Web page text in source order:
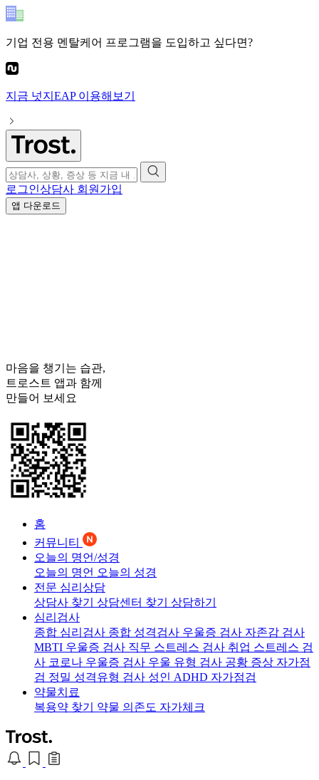
기업 전용 멘탈케어 프로그램을 도입하고 싶다면?
지금 넛지EAP이용해보기
로그인상담사 회원가입
앱 다운로드
마음을 챙기는 습관,
트로스트 앱과 함께
만들어 보세요
홈
커뮤니티
오늘의 명언/성경
오늘의 명언 오늘의 성경
전문 심리상담
상담사 찾기 상담센터 찾기 상담하기
심리검사
종합 심리검사 종합 성격검사 우울증 검사 자존감 검사
MBTI 우울증 검사 직무 스트레스 검사 취업 스트레스 검
사 코로나 우울증 검사 우울 유형 검사 공황 증상 자가점
검 정밀 성격유형 검사 성인 ADHD 자가점검
약물치료
복용약 찾기 약물 의존도 자가체크